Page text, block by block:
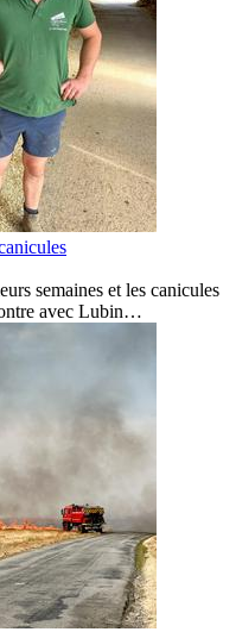
semaines et les canicules
avec Lubin…